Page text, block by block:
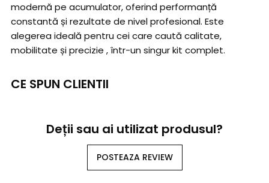
modernă pe acumulator, oferind performanță
constantă și rezultate de nivel profesional. Este
alegerea ideală pentru cei care caută calitate,
mobilitate și precizie , într-un singur kit complet.
CE SPUN CLIENTII
Deții sau ai utilizat produsul?
POSTEAZA REVIEW